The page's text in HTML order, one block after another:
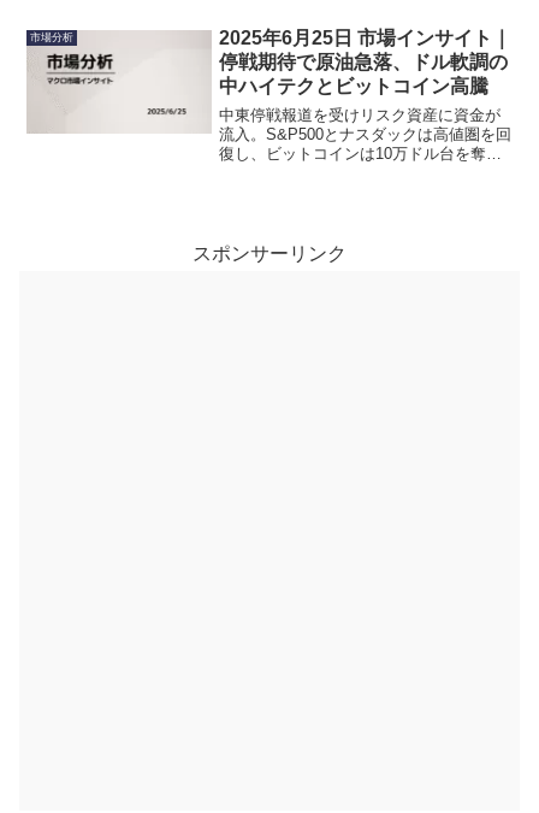
市場分析
2025年6月25日 市場インサイト｜
停戦期待で原油急落、ドル軟調の
中ハイテクとビットコイン高騰
中東停戦報道を受けリスク資産に資金が
流入。S&P500とナスダックは高値圏を回
復し、ビットコインは10万ドル台を奪
スポンサーリンク